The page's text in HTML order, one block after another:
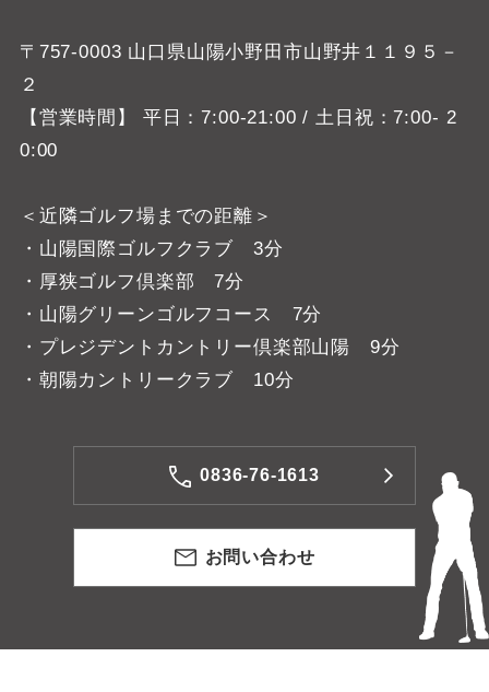
〒757-0003 山口県山陽小野田市山野井１１９５－
２
【営業時間】 平日：7:00-21:00 / 土日祝：7:00- 2
0:00
＜近隣ゴルフ場までの距離＞
・山陽国際ゴルフクラブ 3分
・厚狭ゴルフ倶楽部 7分
・山陽グリーンゴルフコース 7分
・プレジデントカントリー倶楽部山陽 9分
・朝陽カントリークラブ 10分
0836-76-1613
お問い合わせ